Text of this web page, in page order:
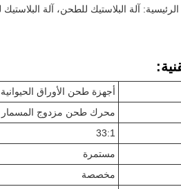
آلة البلاستيك للطحن، آلة
أجهزة طحن الأوراق الحيوانية
محرك طحن مزدوج
33:1
مستمرة
مخصصة